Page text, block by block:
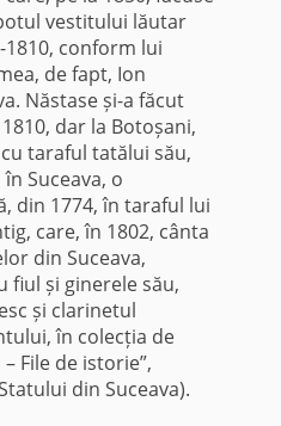
vestitului lăutar
1810, conform lui
de fapt, Ion
Năstase și-a făcut
dar la Botoșani,
taraful tatălui său,
Suceava, o
din 1774, în taraful lui
care, în 1802, cânta
din Suceava,
fiul și ginerele său,
și clarinetul
în colecția de
File de istorie”,
din Suceava).